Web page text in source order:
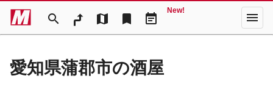
search map bookmark event_note
New! menu
愛知県蒲郡市の酒屋